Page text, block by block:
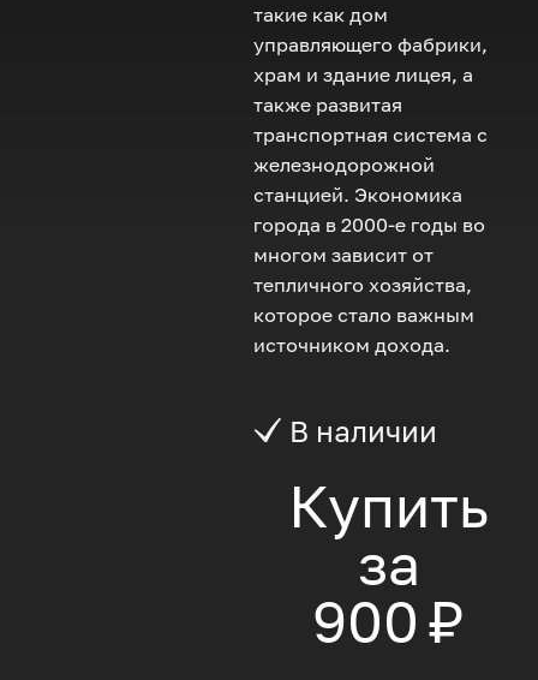
такие как дом
управляющего фабрики,
храм и здание лицея, а
также развитая
транспортная система с
железнодорожной
станцией. Экономика
города в 2000-е годы во
многом зависит от
тепличного хозяйства,
которое стало важным
источником дохода.
В наличии
Купить
за
900 ₽